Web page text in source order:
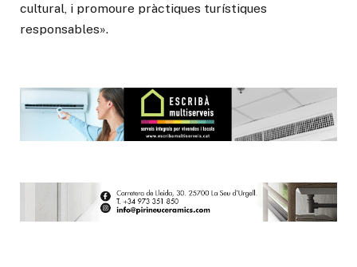
cultural, i promoure pràctiques turístiques
responsables».